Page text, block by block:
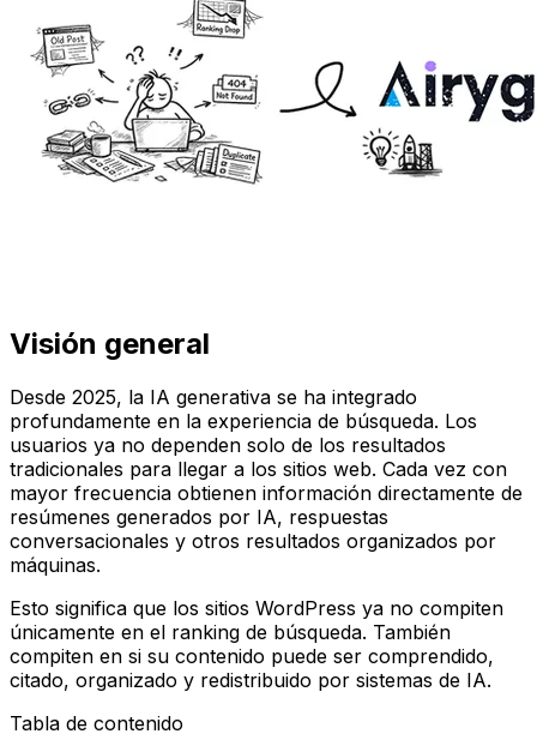
Visión general
Desde 2025, la IA generativa se ha integrado
profundamente en la experiencia de búsqueda. Los
usuarios ya no dependen solo de los resultados
tradicionales para llegar a los sitios web. Cada vez con
mayor frecuencia obtienen información directamente de
resúmenes generados por IA, respuestas
conversacionales y otros resultados organizados por
máquinas.
Esto significa que los sitios WordPress ya no compiten
únicamente en el ranking de búsqueda. También
compiten en si su contenido puede ser comprendido,
citado, organizado y redistribuido por sistemas de IA.
Tabla de contenido